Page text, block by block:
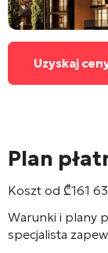
Uzyskaj
Plan
Koszt od ₾161
Warunki i plany
specjalista